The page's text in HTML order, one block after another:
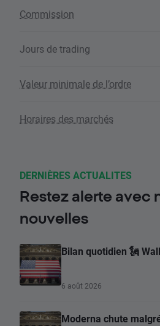
Commission
Jours de trading
Valeur minimale de l’ordre
Horaires des marchés
DERNIÈRES ACTUALITES
Restez alerte avec
nouvelles
Bilan quotidien 🗽
6 août 2026
Moderna chute